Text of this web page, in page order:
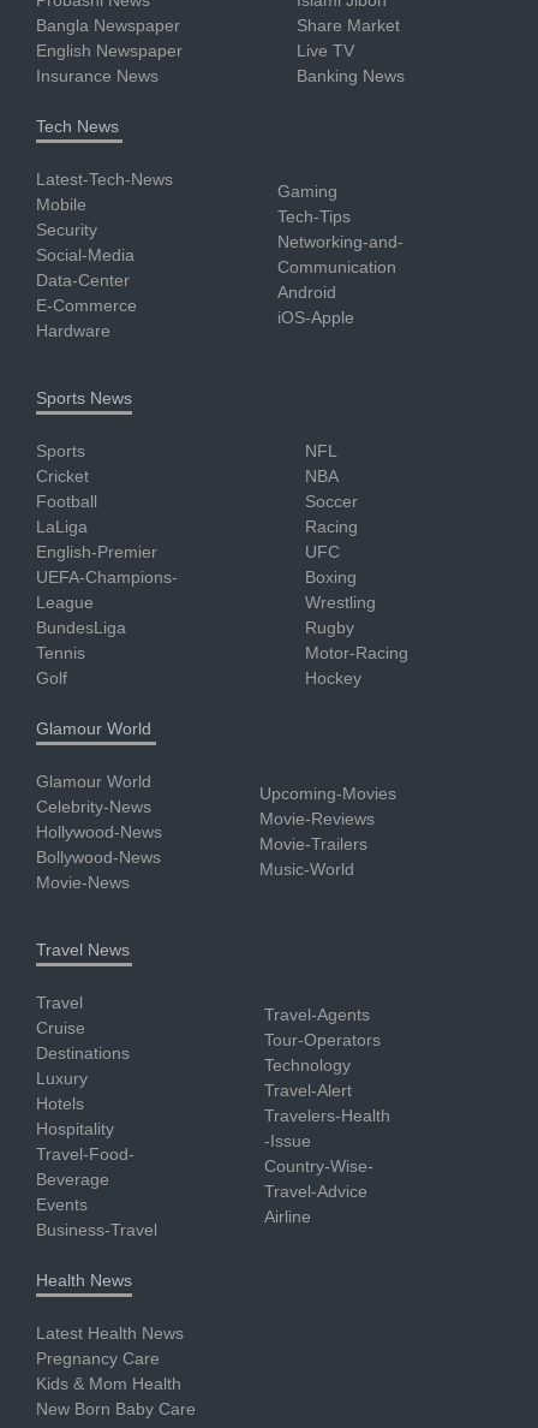
Bangla Newspaper
English Newspaper
Insurance News
Share Market
Live TV
Banking News
Tech News
Latest-Tech-News
Mobile
Security
Social-Media
Data-Center
E-Commerce
Hardware
Gaming
Tech-Tips
Networking-and-
Communication
Android
iOS-Apple
Sports News
Sports
Cricket
Football
LaLiga
English-Premier
UEFA-Champions-
League
BundesLiga
Tennis
Golf
NFL
NBA
Soccer
Racing
UFC
Boxing
Wrestling
Rugby
Motor-Racing
Hockey
Glamour World
Glamour World
Celebrity-News
Hollywood-News
Bollywood-News
Movie-News
Upcoming-Movies
Movie-Reviews
Movie-Trailers
Music-World
Travel News
Travel
Cruise
Destinations
Luxury
Hotels
Hospitality
Travel-Food-
Beverage
Events
Business-Travel
Travel-Agents
Tour-Operators
Technology
Travel-Alert
Travelers-Health
-Issue
Country-Wise-
Travel-Advice
Airline
Health News
Latest Health News
Pregnancy Care
Kids & Mom Health
New Born Baby Care